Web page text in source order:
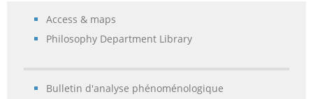
Access & maps
Philosophy Department Library
Bulletin d'analyse phénoménologique